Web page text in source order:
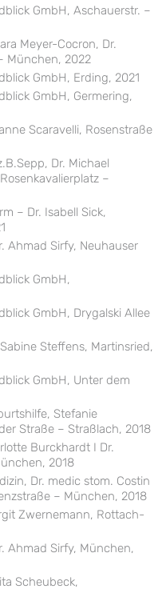
GmbH, Aschauerstr. –
Meyer-Cocron, Dr.
München, 2022
GmbH, Erding, 2021
GmbH, Germering,
Scaravelli, Rosenstraße
Dr. Michael
–
– Dr. Isabell Sick,
Ahmad Sirfy, Neuhauser
GmbH,
GmbH, Drygalski Allee
Steffens, Martinsried,
GmbH, Unter dem
Stefanie
Straße – Straßlach, 2018
Burckhardt I Dr.
2018
Dr. medic stom. Costin
– München, 2018
Zwernemann, Rottach-
Ahmad Sirfy, München,
Scheubeck,